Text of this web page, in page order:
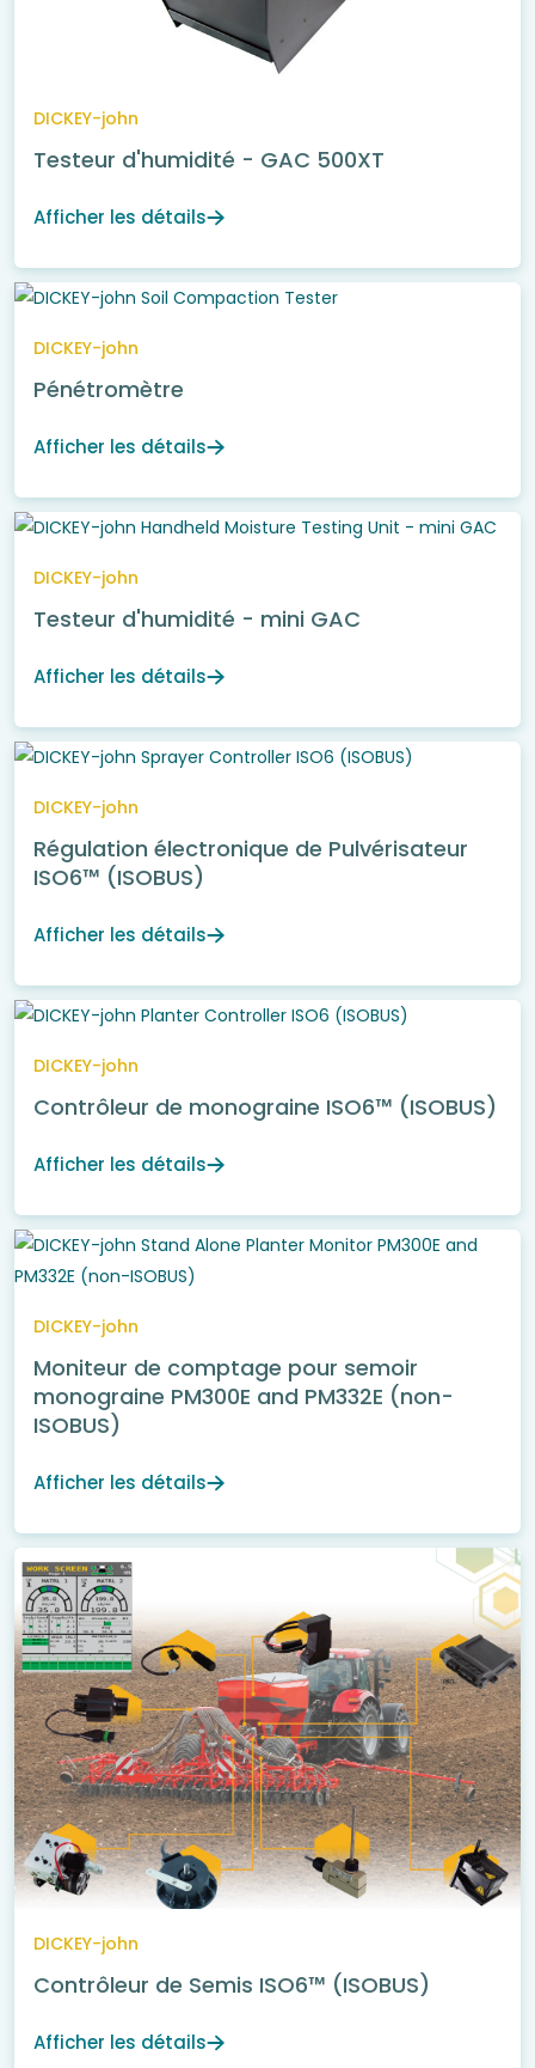
DICKEY-john
Testeur d'humidité - GAC 500XT
Afficher les détails
DICKEY-john
Pénétromètre
Afficher les détails
DICKEY-john
Testeur d'humidité - mini GAC
Afficher les détails
DICKEY-john
Régulation électronique de Pulvérisateur
ISO6™ (ISOBUS)
Afficher les détails
DICKEY-john
Contrôleur de monograine ISO6™ (ISOBUS)
Afficher les détails
DICKEY-john
Moniteur de comptage pour semoir
monograine PM300E and PM332E (non-
ISOBUS)
Afficher les détails
DICKEY-john
Contrôleur de Semis ISO6™ (ISOBUS)
Afficher les détails